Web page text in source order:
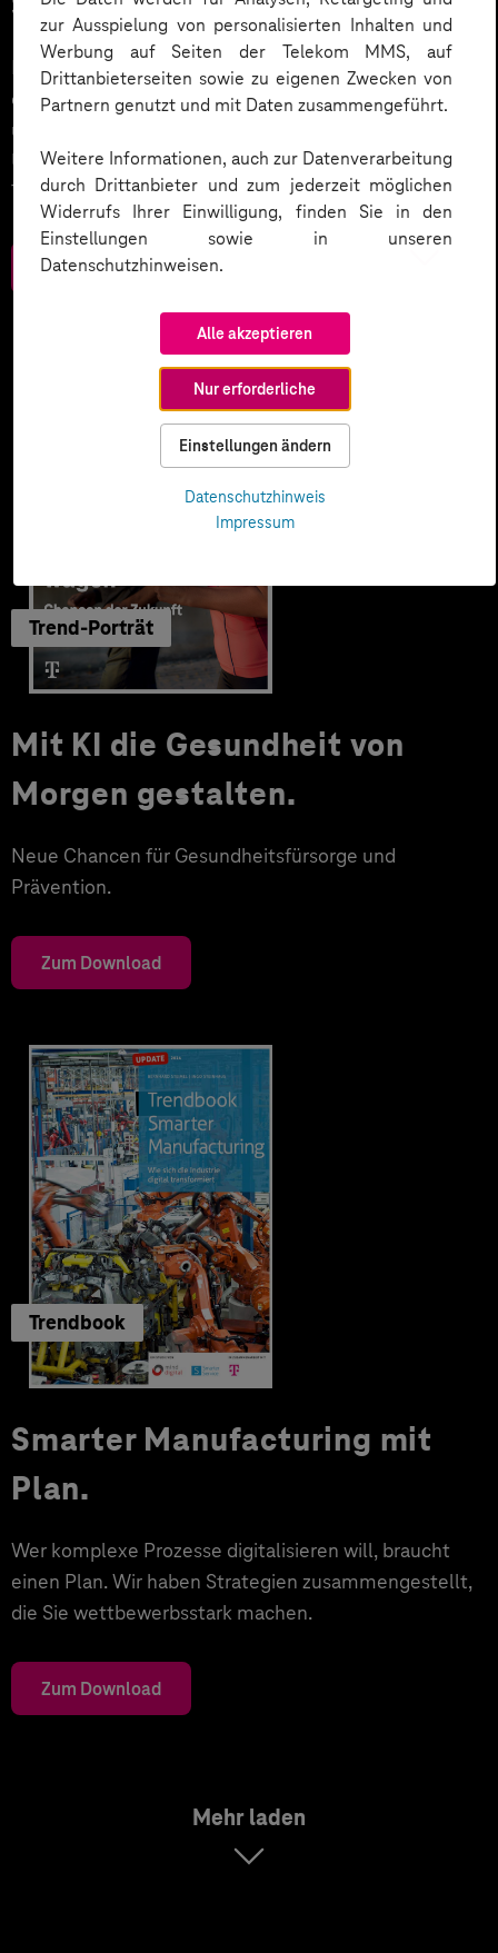
zur Ausspielung von personalisierten Inhalten und
Werbung auf Seiten der Telekom MMS, auf
Drittanbieterseiten sowie zu eigenen Zwecken von
Partnern genutzt und mit Daten zusammengeführt.
Weitere Informationen, auch zur Datenverarbeitung
durch Drittanbieter und zum jederzeit möglichen
Widerrufs Ihrer Einwilligung, finden Sie in den
Einstellungen sowie in unseren
Datenschutzhinweisen.
Alle akzeptieren
Nur erforderliche
Einstellungen ändern
Datenschutzhinweis
Impressum
KI wird der nächste große Treiber in der Digitalisierung
des Kundenservices sein. Wie wird dies umgesetzt
und welche weiteren Smart Services setzen
Unternehmen ein? Werfen Sie einen Blick in unser
Trendbook.
Zum Download
Trend-Porträt
Mit KI die Gesundheit von
Morgen gestalten.
Neue Chancen für Gesundheitsfürsorge und
Prävention.
Zum Download
Trendbook
Smarter Manufacturing mit
Plan.
Wer komplexe Prozesse digitalisieren will, braucht
einen Plan. Wir haben Strategien zusammengestellt,
die Sie wettbewerbsstark machen.
Zum Download
Mehr laden